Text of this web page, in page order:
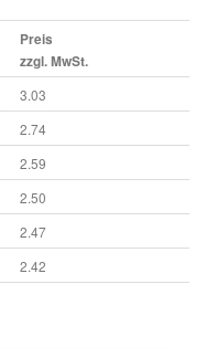
Preis
zzgl. MwSt.
3.03
2.74
2.59
2.50
2.47
2.42